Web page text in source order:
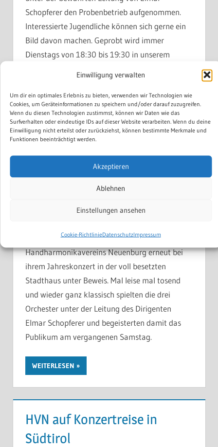
Einwilligung verwalten
Um dir ein optimales Erlebnis zu bieten, verwenden wir Technologien wie
Cookies, um Geräteinformationen zu speichern und/oder darauf zuzugreifen.
Wenn du diesen Technologien zustimmst, können wir Daten wie das
Surfverhalten oder eindeutige IDs auf dieser Website verarbeiten. Wenn du deine
Einwilligung nicht erteilst oder zurückziehst, können bestimmte Merkmale und
Funktionen beeinträchtigt werden.
Akzeptieren
Ablehnen
Einstellungen ansehen
Cookie-RichtlinieDatenschutzImpressum
Schopferer den Probenbetrieb aufgenommen.
Interessierte Jugendliche können sich gerne ein
Bild davon machen. Geprobt wird immer
Dienstags von 18:30 bis 19:30 in unserem
WEITERLESEN
die Tiefe des Ozeans
KLAUS ANTCZAK
Musiker erkunden die Welt des Films mit dem
kann, stellten die Musiker und Musikerinnen des
Handharmonikavereins Neuenburg erneut bei
ihrem Jahreskonzert in der voll besetzten
Stadthaus unter Beweis. Mal leise mal tosend
und wieder ganz klassisch spielten die drei
Orchester unter der Leitung des Dirigenten
Elmar Schopferer und begeisterten damit das
Publikum am vergangenen Samstag.
WEITERLESEN
HVN auf Konzertreise in
Südtirol